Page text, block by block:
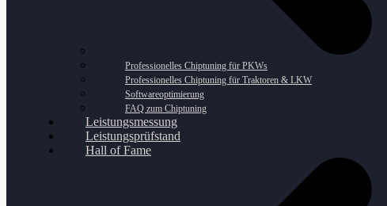
Professionelles Chiptuning für PKWs
Professionelles Chiptuning für Traktoren & LKW
Softwareoptimierung
FAQ zum Chiptuning
Leistungsmessung
Leistungsprüfstand
Hall of Fame